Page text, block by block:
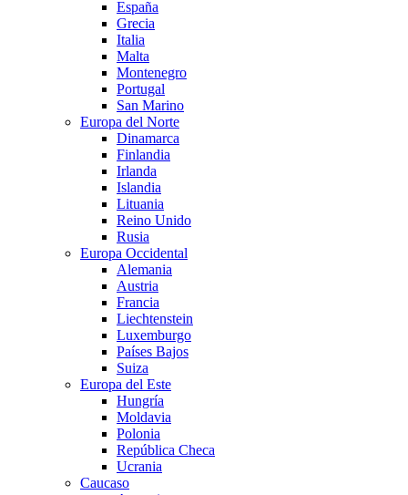
España
Grecia
Italia
Malta
Montenegro
Portugal
San Marino
Europa del Norte
Dinamarca
Finlandia
Irlanda
Islandia
Lituania
Reino Unido
Rusia
Europa Occidental
Alemania
Austria
Francia
Liechtenstein
Luxemburgo
Países Bajos
Suiza
Europa del Este
Hungría
Moldavia
Polonia
República Checa
Ucrania
Caucaso